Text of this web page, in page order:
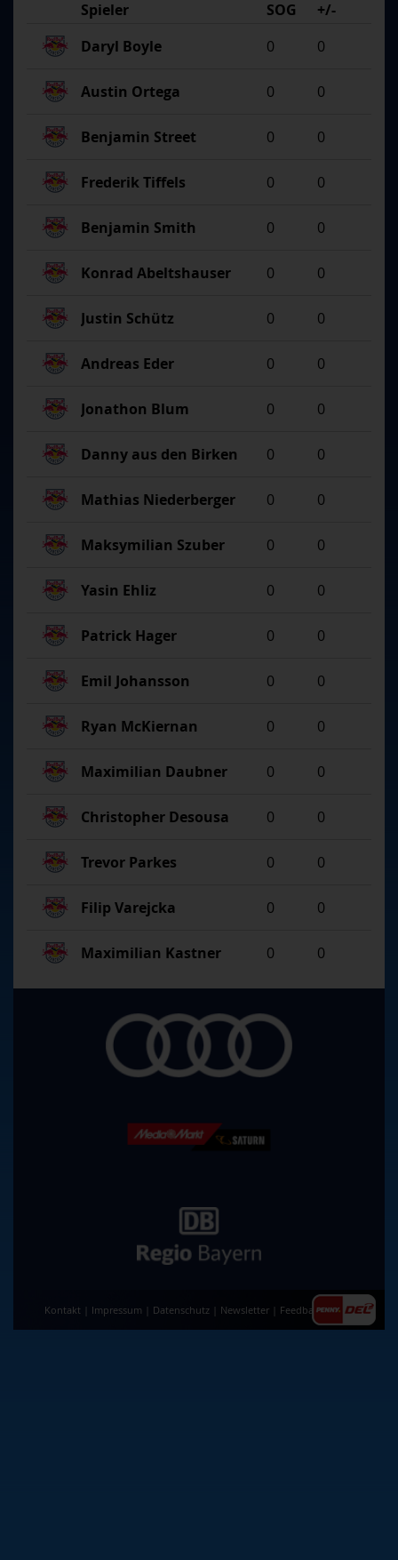
Spieler SOG
+/-
Daryl Boyle
0 0
Austin Ortega 0 0
Benjamin Street 0 0
Frederik Tiffels 0 0
Benjamin Smith 0 0
Konrad Abeltshauser 0 0
Justin Schütz 0 0
Andreas Eder 0 0
Jonathon Blum 0 0
Danny aus den Birken 0 0
Mathias Niederberger 0 0
Maksymilian Szuber 0 0
Yasin Ehliz 0 0
Patrick Hager 0 0
Emil Johansson 0 0
Ryan McKiernan 0 0
Maximilian Daubner 0 0
Christopher Desousa 0 0
Trevor Parkes 0 0
Filip Varejcka 0 0
Maximilian Kastner 0 0
Kontakt Impressum Datenschutz Newsletter Feedback|AGB